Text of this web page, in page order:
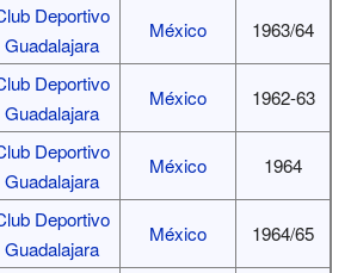
Deportivo
Guadalajara
México 1963/64
Deportivo
Guadalajara
México 1962-63
Deportivo
Guadalajara
México 1964
Deportivo
Guadalajara
México 1964/65